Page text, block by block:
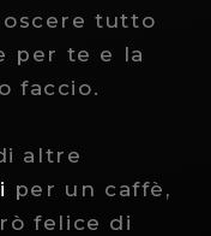
tutto
per te e la
faccio.
altre
per un caffè,
felice di